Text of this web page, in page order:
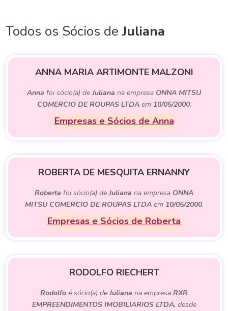
Todos os Sócios deJuliana
ANNA MARIA ARTIMONTE MALZONI
Anna foi sócio(a) deJuliana na empresa ONNA MITSU
COMERCIO DE ROUPAS LTDAem 10/05/2000.
Empresas e Sócios de Anna
ROBERTA DE MESQUITA ERNANNY
Roberta foi sócio(a) deJuliana na empresa ONNA
MITSU COMERCIO DE ROUPAS LTDAem 10/05/2000.
Empresas e Sócios de Roberta
RODOLFO RIECHERT
Rodolfo é sócio(a) deJuliana na empresa RXR
EMPREENDIMENTOS IMOBILIARIOS LTDA.desde